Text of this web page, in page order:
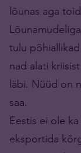
lõunas aga
tulu
nad alati
läbi. Nüüd on
saa.
Eestis ei ole
eksportida